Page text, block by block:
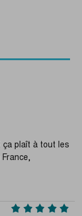
ça plaît à tout les